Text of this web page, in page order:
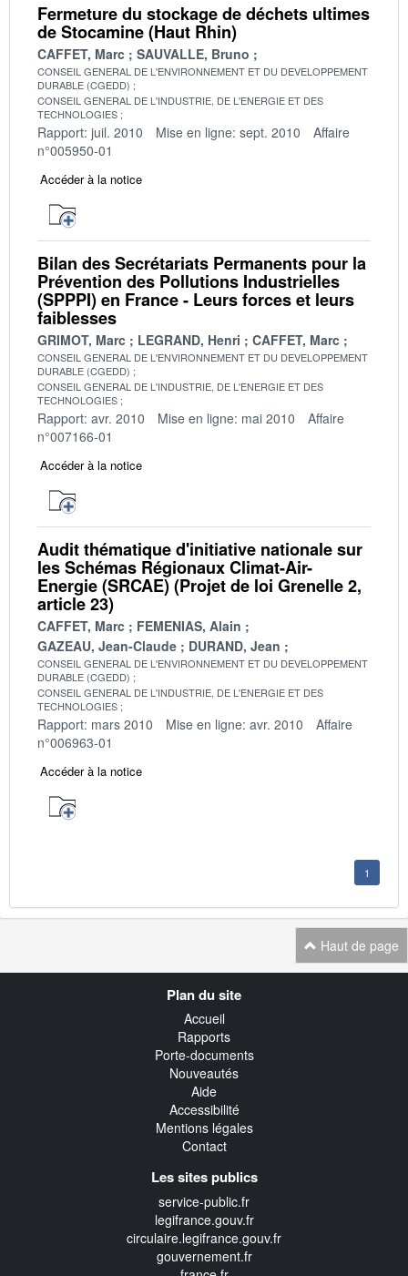
Fermeture du stockage de déchets ultimes
de Stocamine (Haut Rhin)
CAFFET, Marc SAUVALLE, Bruno
CONSEIL GENERAL DE L'ENVIRONNEMENT ET DU DEVELOPPEMENT
DURABLE (CGEDD)
CONSEIL GENERAL DE L'INDUSTRIE, DE L'ENERGIE ET DES
TECHNOLOGIES
Rapport: juil. 2010 Mise en ligne: sept. 2010
Affaire
n°005950-01
Accéder à la notice
Bilan des Secrétariats Permanents pour la
Prévention des Pollutions Industrielles
(SPPPI) en France - Leurs forces et leurs
faiblesses
GRIMOT, Marc LEGRAND, Henri CAFFET, Marc
CONSEIL GENERAL DE L'ENVIRONNEMENT ET DU DEVELOPPEMENT
DURABLE (CGEDD)
CONSEIL GENERAL DE L'INDUSTRIE, DE L'ENERGIE ET DES
TECHNOLOGIES
Rapport: avr. 2010 Mise en ligne: mai 2010
Affaire
n°007166-01
Accéder à la notice
Audit thématique d'initiative nationale sur
les Schémas Régionaux Climat-Air-
Energie (SRCAE) (Projet de loi Grenelle 2,
article 23)
CAFFET, Marc
FEMENIAS, Alain
GAZEAU, Jean-Claude
DURAND, Jean
CONSEIL GENERAL DE L'ENVIRONNEMENT ET DU DEVELOPPEMENT
DURABLE (CGEDD)
CONSEIL GENERAL DE L'INDUSTRIE, DE L'ENERGIE ET DES
TECHNOLOGIES
Rapport: mars 2010 Mise en ligne: avr. 2010
Affaire
n°006963-01
Accéder à la notice
1
Haut de page
Plan du site
Accueil
Rapports
Porte-documents
Nouveautés
Aide
Accessibilité
Mentions légales
Contact
Les sites publics
service-public.fr
legifrance.gouv.fr
circulaire.legifrance.gouv.fr
gouvernement.fr